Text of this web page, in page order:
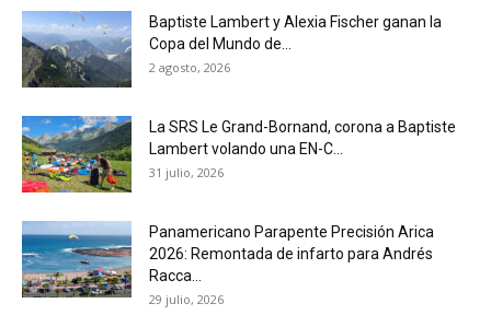
Baptiste Lambert y Alexia Fischer ganan la
Copa del Mundo de...
2 agosto, 2026
La SRS Le Grand-Bornand, corona a Baptiste
Lambert volando una EN-C...
31 julio, 2026
Panamericano Parapente Precisión Arica
2026: Remontada de infarto para Andrés
Racca...
29 julio, 2026